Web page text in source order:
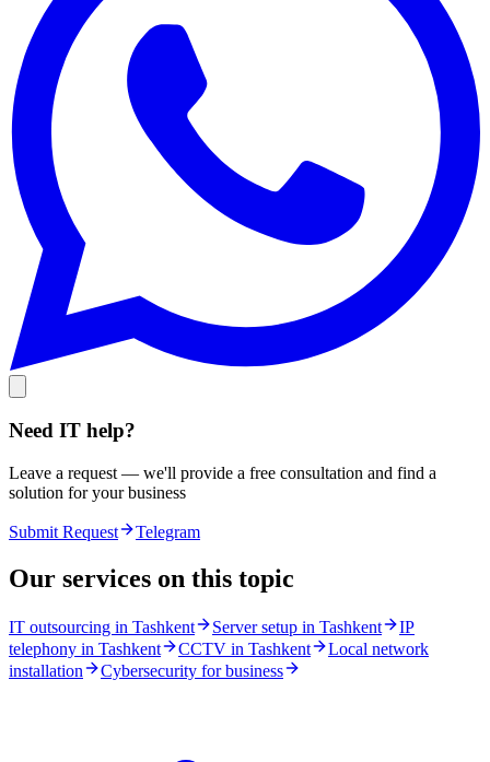
Need IT help?
Leave a request — we'll provide a free consultation and find a
solution for your business
Submit Request Telegram
Our services on this topic
IT outsourcing in Tashkent Server setup in Tashkent
IP
telephony in Tashkent
CCTV in Tashkent
Local network
installation
Cybersecurity for business